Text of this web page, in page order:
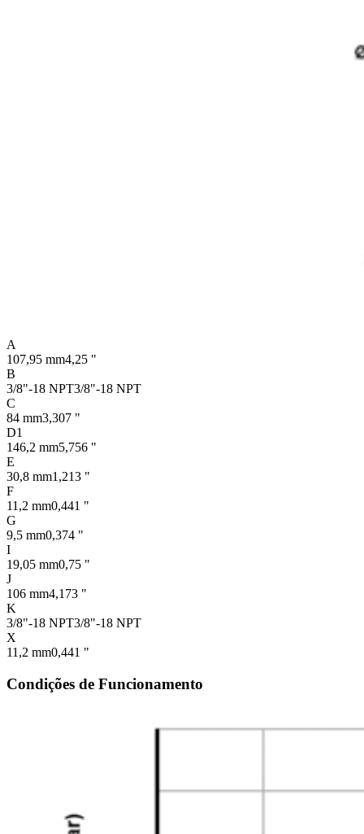
A
107,95 mm4,25 "
B
3/8"-18 NPT3/8"-18 NPT
C
84 mm3,307 "
D1
146,2 mm5,756 "
E
30,8 mm1,213 "
F
11,2 mm0,441 "
G
9,5 mm0,374 "
I
19,05 mm0,75 "
J
106 mm4,173 "
K
3/8"-18 NPT3/8"-18 NPT
X
11,2 mm0,441 "
Condições de Funcionamento